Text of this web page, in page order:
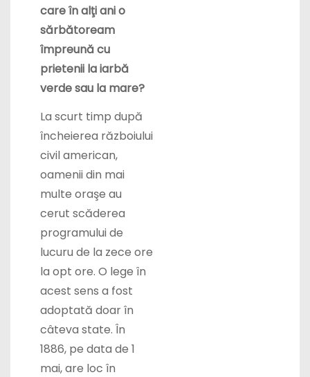
sărbătoream
împreună cu
prietenii la iarbă
verdesau la mare?
La scurt timp după
încheierea războiului
civil american,
oamenii din mai
multe oraşe au
cerut scăderea
programului de
lucuru de la zece ore
la opt ore. O lege în
acest sens a fost
adoptată doar în
câteva state. În
1886, pe data de 1
mai, are loc în
Chicago o grevă